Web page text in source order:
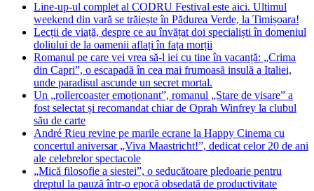
Line-up-ul complet al CODRU Festival este aici. Ultimul
weekend din vară se trăiește în Pădurea Verde, la Timișoara!
Lecții de viață, despre ce au învățat doi specialiști în domeniul
doliului de la oamenii aflați în fața morții
Romanul pe care vei vrea să-l iei cu tine în vacanță: „Crima
din Capri”, o escapadă în cea mai frumoasă insulă a Italiei,
unde paradisul ascunde un secret mortal.
Un „rollercoaster emoționant”, romanul „Stare de visare” a
fost selectat și recomandat chiar de Oprah Winfrey la clubul
său de carte
André Rieu revine pe marile ecrane la Happy Cinema cu
concertul aniversar „Viva Maastricht!”, dedicat celor 20 de ani
ale celebrelor spectacole
„Mică filosofie a siestei”, o seducătoare pledoarie pentru
dreptul la pauză într-o epocă obsedată de productivitate